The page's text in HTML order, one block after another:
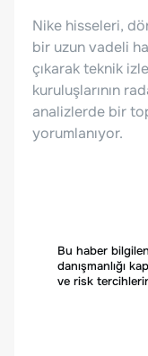
Nike hisseleri,
bir uzun vadeli
çıkarak teknik
kuruluşlarının
analizlerde bir
yorumlanıyor.
Bu haber
danışmanlığı
ve risk